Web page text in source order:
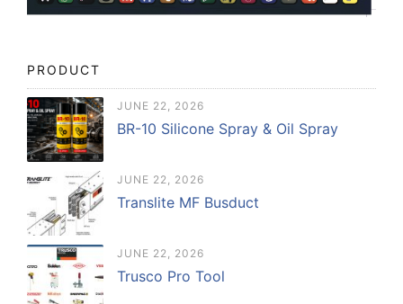
PRODUCT
JUNE 22, 2026
BR-10 Silicone Spray & Oil Spray
JUNE 22, 2026
Translite MF Busduct
JUNE 22, 2026
Trusco Pro Tool